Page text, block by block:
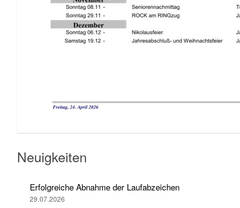
Neuigkeiten
Erfolgreiche Abnahme der Laufabzeichen
29.07.2026